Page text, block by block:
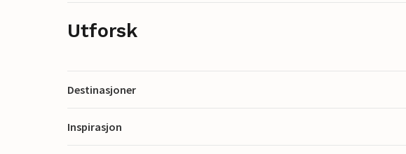
Utforsk
Destinasjoner
Inspirasjon